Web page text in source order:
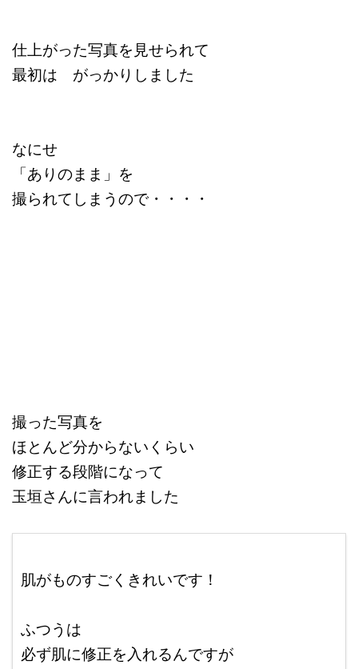
仕上がった写真を見せられて
最初は がっかりしました
なにせ
「ありのまま」を
撮られてしまうので・・・・
撮った写真を
ほとんど分からないくらい
修正する段階になって
玉垣さんに言われました
肌がものすごくきれいです！
ふつうは
必ず肌に修正を入れるんですが